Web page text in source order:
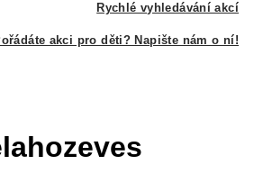
Rychlé vyhledávání akcí
akci pro děti? Napište nám o ní!